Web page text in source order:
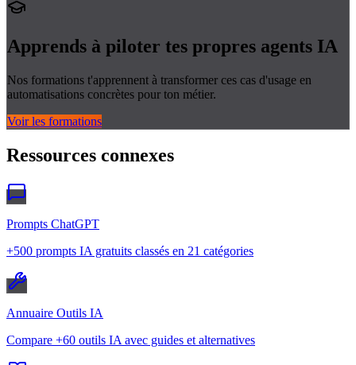
Apprends à piloter tes propres agents IA
Nos formations t'apprennent à transformer ces cas d'usage en
automatisations concrètes pour ton métier.
Voir les formations
Ressources connexes
Prompts ChatGPT
+500 prompts IA gratuits classés en 21 catégories
Annuaire Outils IA
Compare +60 outils IA avec guides et alternatives